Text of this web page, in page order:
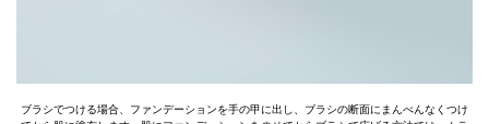
ブラシでつける場合、ファンデーションを手の甲に出し、ブラシの断面にまんべんなくつけ